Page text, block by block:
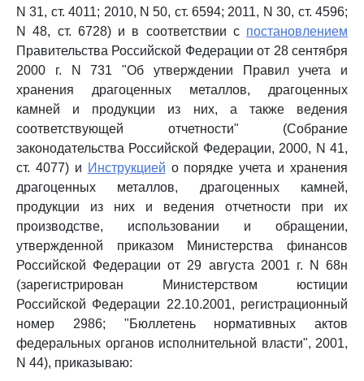
N 31, ст. 4011; 2010, N 50, ст. 6594; 2011, N 30, ст. 4596;
N 48, ст. 6728) и в соответствии с постановлением
Правительства Российской Федерации от 28 сентября
2000 г. N 731 "Об утверждении Правил учета и
хранения драгоценных металлов, драгоценных
камней и продукции из них, а также ведения
соответствующей отчетности" (Собрание
законодательства Российской Федерации, 2000, N 41,
ст. 4077) и Инструкцией о порядке учета и хранения
драгоценных металлов, драгоценных камней,
продукции из них и ведения отчетности при их
производстве, использовании и обращении,
утвержденной приказом Министерства финансов
Российской Федерации от 29 августа 2001 г. N 68н
(зарегистрирован Министерством юстиции
Российской Федерации 22.10.2001, регистрационный
номер 2986; "Бюллетень нормативных актов
федеральных органов исполнительной власти", 2001,
N 44), приказываю: